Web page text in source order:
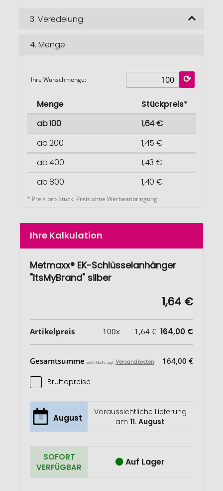
3. Veredelung
4. Menge
Ihre Wunschmenge:
Menge
Stückpreis*
ab 100
1,64 €
ab 200
1,45 €
ab 400
1,43 €
ab 800
1,40 €
* Preis pro Stück. Preis ohne Werbeanbringung
Ihre Kalkulation
Metmaxx® EK-Schlüsselanhänger
"ItsMyBrand" silber
1,64 €
Artikelpreis 100x 1,64 € 164,00 €
Gesamtsumme exkl. MwSt. zzgl. Versandkosten 164,00 €
Bruttopreise
11 August
Voraussichtliche Lieferung
am11. August
SOFORT
VERFÜGBAR
Auf Lager